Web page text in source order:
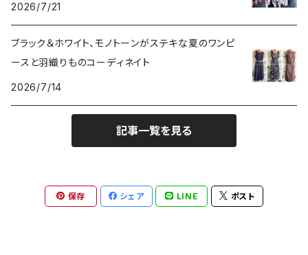
2026/7/21
ブラック＆ホワイト、モノトーンがステキな夏のワンピ
ースと羽織りものコーディネイト
2026/7/14
記事一覧を見る
保存 シェア LINE ポスト